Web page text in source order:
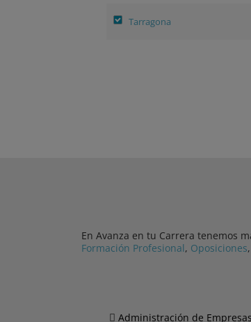
Tarragona
En Avanza en tu Carrera tenemos
Formación Profesional, Oposiciones,
Administración de Empresas